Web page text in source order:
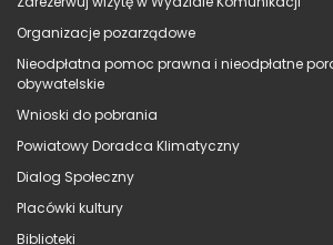
Organizacje pozarządowe
Nieodpłatna pomoc prawna i nieodpłatne
obywatelskie
Wnioski do pobrania
Powiatowy Doradca Klimatyczny
Dialog Społeczny
Placówki kultury
Biblioteki